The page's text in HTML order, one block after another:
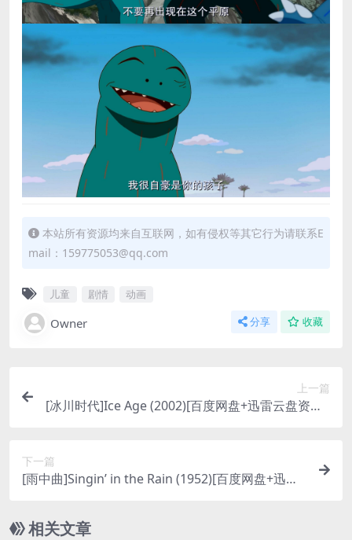
本站所有资源均来自互联网，如有侵权等其它行为请联系E
mail：159775053@qq.com
儿童 剧情 动画
Owner 分享 收藏
上一篇
[冰川时代]Ice Age (2002)[百度网盘+迅雷云盘资源1
下一篇
[雨中曲]Singin’ in the Rain (1952)[百度网盘+迅雷
幕]
相关文章